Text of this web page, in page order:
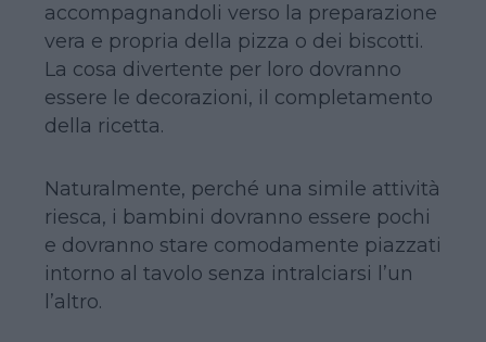
accompagnandoli verso la preparazione
vera e propria della pizza o dei biscotti.
La cosa divertente per loro dovranno
essere le decorazioni, il completamento
della ricetta.
Naturalmente, perché una simile attività
riesca, i bambini dovranno essere pochi
e dovranno stare comodamente piazzati
intorno al tavolo senza intralciarsi l’un
l’altro.